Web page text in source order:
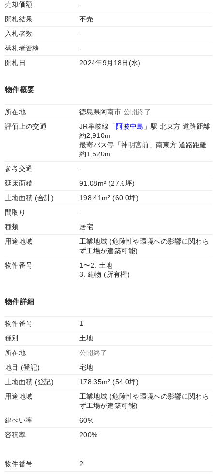
売却価額
-
開札結果
不売
入札者数
-
落札者資格
-
開札日
2024年9月18日(水)
物件概要
所在地 徳島県阿南市 公開終了
評価上の交通
JR牟岐線「 阿波中島 」駅 北東方 道路距離
約2,910m
最寄バス停「神明宮前」南東方 道路距離
約1,520m
参考交通
-
延床面積
91.08m² (27.6坪)
土地面積 (合計)
198.41m² (60.0坪)
間取り
-
種類
居宅
用途地域
工業地域 (危険性や環境への影響に関わら
ず工場が建築可能)
物件番号
1〜2. 土地
3. 建物 (所有権)
物件詳細
物件番号
1
種別
土地
所在地
公開終了
地目 (登記)
宅地
土地面積 (登記)
178.35m² (54.0坪)
用途地域
工業地域 (危険性や環境への影響に関わら
ず工場が建築可能)
建ぺい率
60%
容積率
200%
物件番号
2